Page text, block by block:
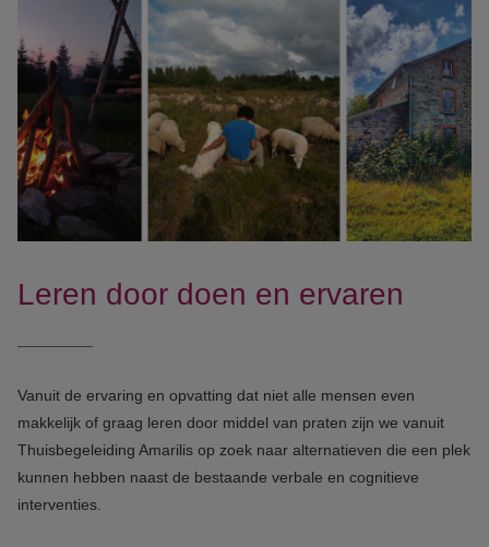
Leren door doen en ervaren
Vanuit de ervaring en opvatting dat niet alle mensen even
makkelijk of graag leren door middel van praten zijn we vanuit
Thuisbegeleiding Amarilis op zoek naar alternatieven die een plek
kunnen hebben naast de bestaande verbale en cognitieve
interventies.